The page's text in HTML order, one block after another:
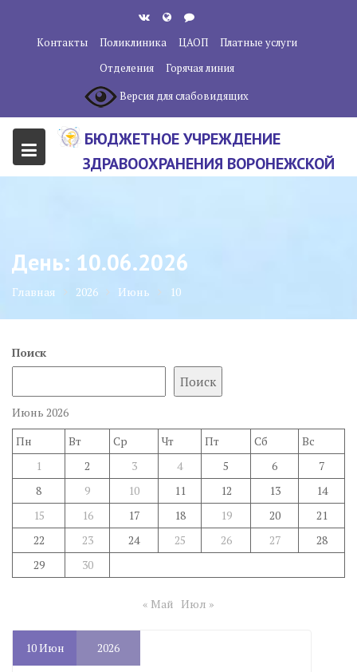
содержанию
Контакты Поликлиника ЦАОП
Платные услуги
Отделения
Горячая линия
Версия для слабовидящих
БЮДЖЕТНОЕ УЧРЕЖДЕНИЕ
ЗДРАВООХРАНЕНИЯ ВОРОНЕЖСКОЙ
ЦЕНТР"
День: 10.06.2026
Главная 2026 Июнь 10
Поиск
Поиск
Июнь 2026
Пн
Вт Ср Чт Пт Сб
Вс
1
2 3 4 5 6
7
8
9 10 11 12 13
14
15
16 17 18 19 20
21
22
23 24 25 26 27
28
29
30
« Май Июл »
10Июн 2026